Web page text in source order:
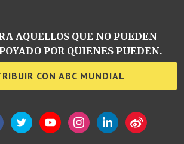
AQUELLOS QUE NO PUEDEN
POR QUIENES PUEDEN.
CON ABC MUNDIAL